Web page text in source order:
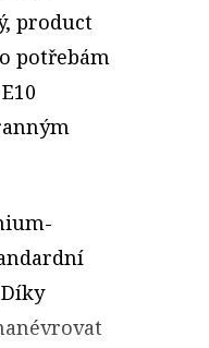
product
potřebám